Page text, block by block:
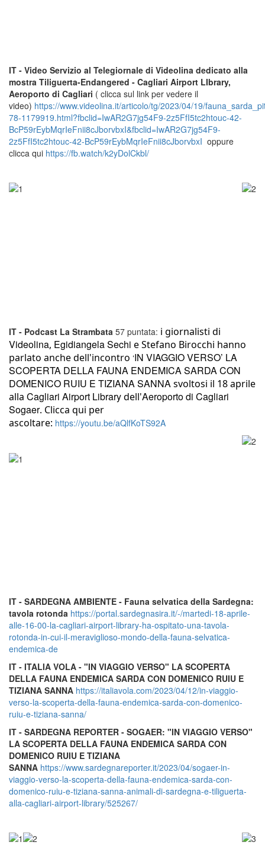
IT - Video Servizio al Telegiornale di Videolina dedicato alla
mostra Tiliguerta-Endangered - Cagliari Airport LIbrary,
Aeroporto di Cagliari ( clicca sul link per vedere il
video) https://www.videolina.it/articolo/tg/2023/04/19/
78-1179919.html?fbclid=IwAR2G7jg54F9-2z5FfI5tc2htouc-42-
BcP59rEybMqrIeFnii8cJborvbxI&fbclid=IwAR2G7jg54F9-
2z5FfI5tc2htouc-42-BcP59rEybMqrIeFnii8cJborvbxI oppure
clicca qui https://fb.watch/k2yDolCkbl/
IT - Podcast La Strambata 57 puntata: i giornalisti di
Videolina, Egidiangela Sechi e Stefano Birocchi hanno
parlato anche dell'incontro ‘IN VIAGGIO VERSO’ LA
SCOPERTA DELLA FAUNA ENDEMICA SARDA CON
DOMENICO RUIU E TIZIANA SANNAsvoltosi il 18 aprile
alla Cagliari Airport Librarydell'Aeroporto di Cagliari
Sogaer. Clicca qui per
ascoltare: https://youtu.be/aQlfKoTS92A
IT - SARDEGNA AMBIENTE - Fauna selvatica della Sardegna:
tavola rotonda https://portal.sardegnasira.it/-/martedi-18-aprile-
alle-16-00-la-cagliari-airport-library-ha-ospitato-una-tavola-
rotonda-in-cui-il-meraviglioso-mondo-della-fauna-selvatica-
endemica-de
IT - ITALIA VOLA - "IN VIAGGIO VERSO" LA SCOPERTA
DELLA FAUNA ENDEMICA SARDA CON DOMENICO RUIU E
TIZIANA SANNA https://italiavola.com/2023/04/12/in-viaggio-
verso-la-scoperta-della-fauna-endemica-sarda-con-domenico-
ruiu-e-tiziana-sanna/
IT - SARDEGNA REPORTER - SOGAER: "IN VIAGGIO VERSO"
LA SCOPERTA DELLA FAUNA ENDEMICA SARDA CON
DOMENICO RUIU E TIZIANA
SANNA https://www.sardegnareporter.it/2023/04/sogaer-in-
viaggio-verso-la-scoperta-della-fauna-endemica-sarda-con-
domenico-ruiu-e-tiziana-sanna-animali-di-sardegna-e-tiliguerta-
alla-cagliari-airport-library/525267/